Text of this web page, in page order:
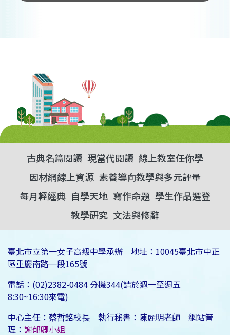
古典名篇閱讀 現當代閱讀 線上教室任你學
因材網線上資源 素養導向教學與多元評量
每月輕經典 自學天地 寫作命題 學生作品選登
教學研究 文法與修辭
臺北市立第一女子高級中學承辦 地址：10045臺北市中正
區重慶南路一段165號
電話：(02)2382-0484 分機344(請於週一至週五
8:30~16:30來電)
中心主任：蔡哲銘校長 執行秘書：陳麗明老師 網站管
理： 謝郁卿小姐